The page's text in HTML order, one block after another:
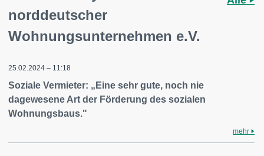
norddeutscher
Wohnungsunternehmen e.V.
25.02.2024 – 11:18
Soziale Vermieter: „Eine sehr gute, noch nie
dagewesene Art der Förderung des sozialen
Wohnungsbaus."
mehr